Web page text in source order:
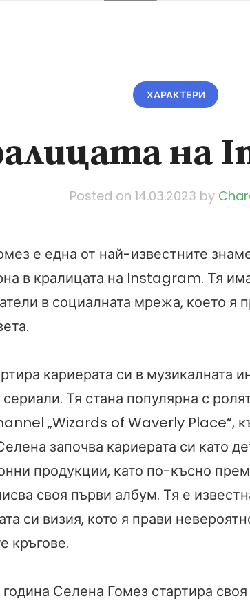
ХАРАКТЕРИ
на
Posted on 14.03.2023 by
е една от най-известните
в кралицата на Instagram. Тя
в социалната мрежа, което я
кариерата си в музикалната
Тя стана популярна с
„Wizards of Waverly Place“,
започва кариерата си като
продукции, като по-късно
своя първи албум. Тя е
си визия, кото я прави
кръгове.
година Селена Гомез стартира